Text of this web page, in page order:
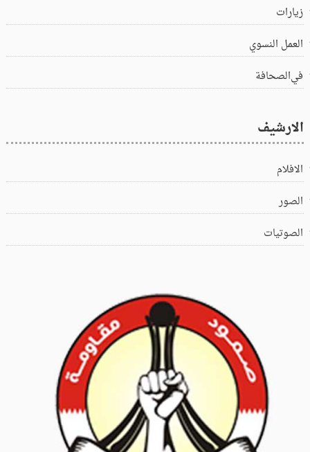
زيارات
العمل النسوي
في‌الصحافة
الارشيف
الافلام
الصور
الصوتيات